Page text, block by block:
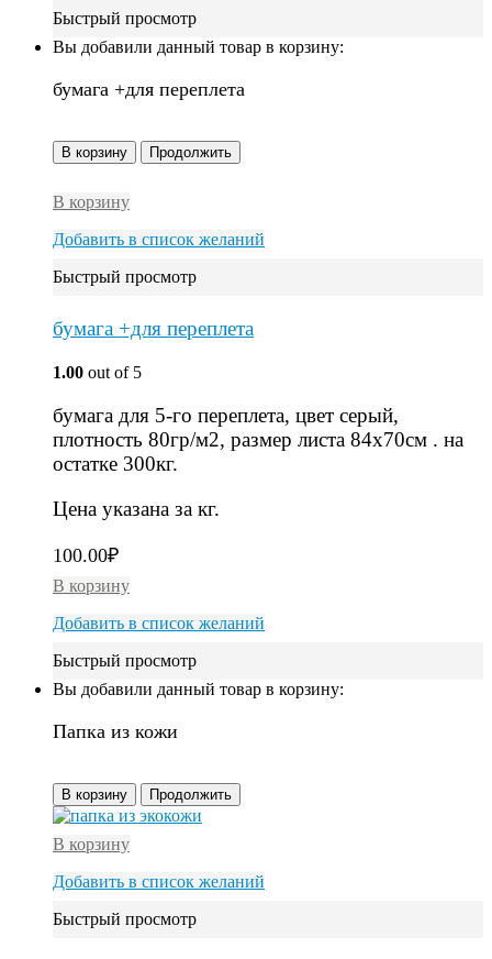
Быстрый просмотр
Вы добавили данный товар в корзину:
бумага +для переплета
В корзину Продолжить
В корзину
Добавить в список желаний
Быстрый просмотр
бумага +для переплета
1.00 out of 5
бумага для 5-го переплета, цвет серый,
плотность 80гр/м2, размер листа 84х70см . на
остатке 300кг.
Цена указана за кг.
100.00₽
В корзину
Добавить в список желаний
Быстрый просмотр
Вы добавили данный товар в корзину:
Папка из кожи
В корзину Продолжить
В корзину
Добавить в список желаний
Быстрый просмотр